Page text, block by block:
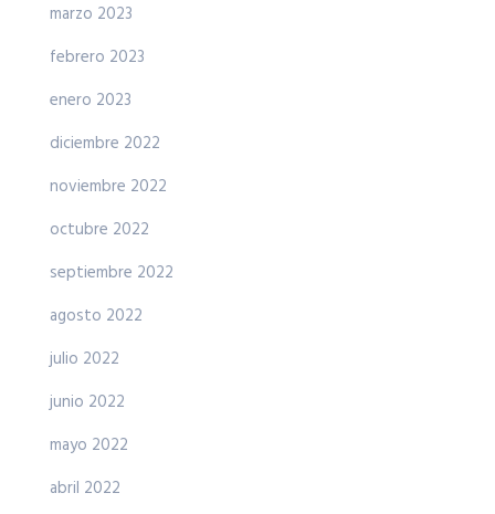
marzo 2023
febrero 2023
enero 2023
diciembre 2022
noviembre 2022
octubre 2022
septiembre 2022
agosto 2022
julio 2022
junio 2022
mayo 2022
abril 2022